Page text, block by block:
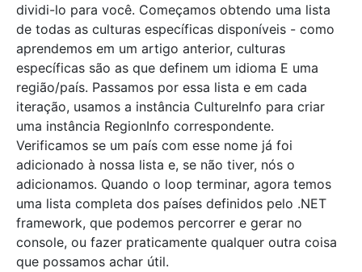
dividi-lo para você. Começamos obtendo uma lista
de todas as culturas específicas disponíveis - como
aprendemos em um artigo anterior, culturas
específicas são as que definem um idioma E uma
região/país. Passamos por essa lista e em cada
iteração, usamos a instância CultureInfo para criar
uma instância RegionInfo correspondente.
Verificamos se um país com esse nome já foi
adicionado à nossa lista e, se não tiver, nós o
adicionamos. Quando o loop terminar, agora temos
uma lista completa dos países definidos pelo .NET
framework, que podemos percorrer e gerar no
console, ou fazer praticamente qualquer outra coisa
que possamos achar útil.